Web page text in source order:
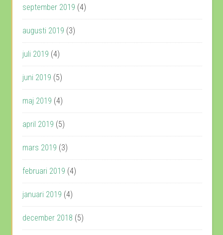
september 2019 (4)
augusti 2019 (3)
juli 2019 (4)
juni 2019 (5)
maj 2019 (4)
april 2019 (5)
mars 2019 (3)
februari 2019 (4)
januari 2019 (4)
december 2018 (5)